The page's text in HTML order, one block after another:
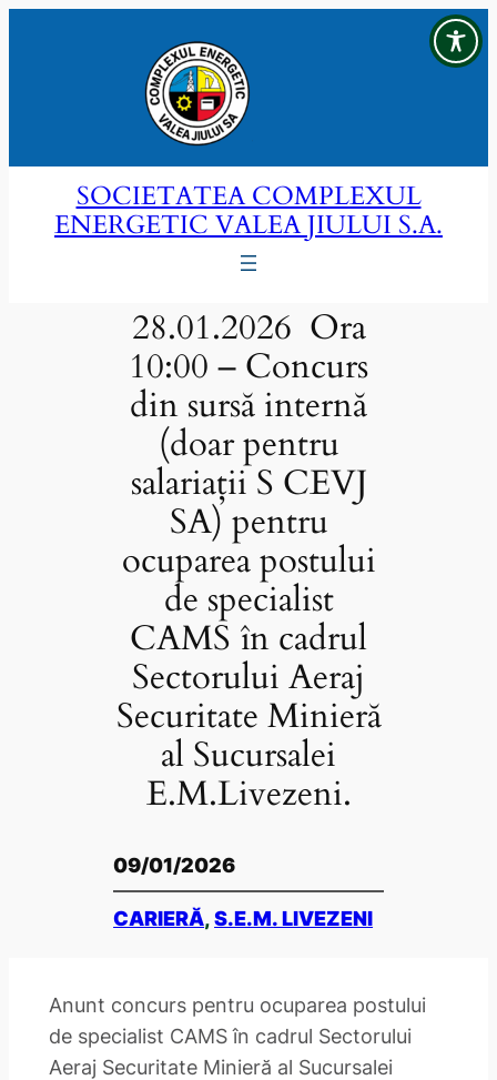
SOCIETATEA COMPLEXUL
ENERGETIC VALEA JIULUI S.A.
28.01.2026 Ora
10:00 – Concurs
din sursă internă
(doar pentru
salariații S CEVJ
SA) pentru
ocuparea postului
de specialist
CAMS în cadrul
Sectorului Aeraj
Securitate Minieră
al Sucursalei
E.M.Livezeni.
09/01/2026
CARIERĂ, S.E.M. LIVEZENI
Anunt concurs pentru ocuparea postului
de specialist CAMS în cadrul Sectorului
Aeraj Securitate Minieră al Sucursalei